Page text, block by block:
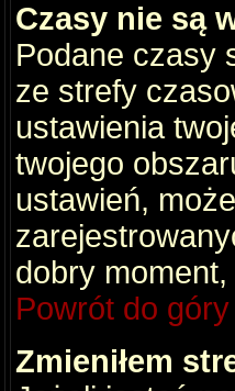
Czasy nie są
Podane czasy
ze strefy
ustawienia
twojego
ustawień,
dobry
Powrót do góry
Zmieniłem